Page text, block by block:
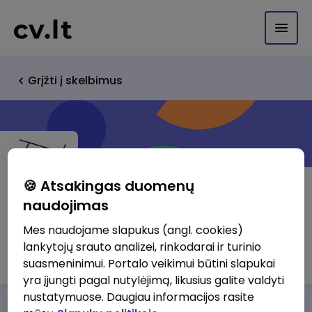
Grįžti į skelbimus
UAB "Autarė"
http://www.autare.lt
🍪 Atsakingas duomenų
naudojimas
Mes naudojame slapukus (angl. cookies)
lankytojų srauto analizei, rinkodarai ir turinio
suasmeninimui. Portalo veikimui būtini slapukai
yra įjungti pagal nutylėjimą, likusius galite valdyti
nustatymuose. Daugiau informacijos rasite